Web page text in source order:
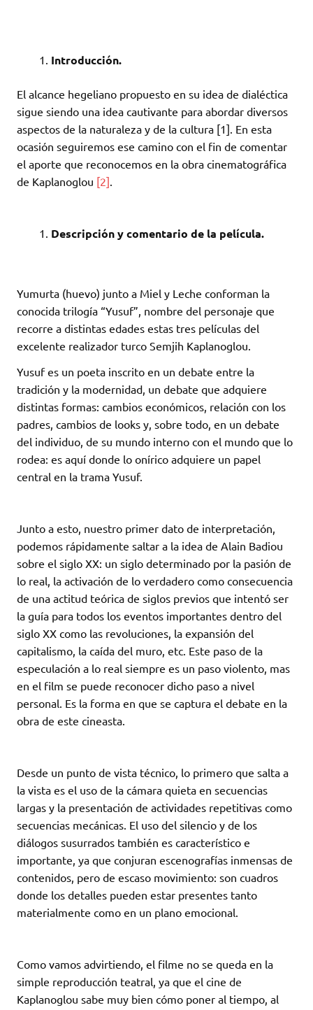
Introducción.
El alcance hegeliano propuesto en su idea de dialéctica
sigue siendo una idea cautivante para abordar diversos
aspectos de la naturaleza y de la cultura [1]. En esta
ocasión seguiremos ese camino con el fin de comentar
el aporte que reconocemos en la obra cinematográfica
de Kaplanoglou [2]
Descripción y comentario de la película.
Yumurta (huevo) junto a Miel y Leche conforman la
conocida trilogía “Yusuf”, nombre del personaje que
recorre a distintas edades estas tres películas del
excelente realizador turco Semjih Kaplanoglou.
Yusuf es un poeta inscrito en un debate entre la
tradición y la modernidad, un debate que adquiere
distintas formas: cambios económicos, relación con los
padres, cambios de looks y, sobre todo, en un debate
del individuo, de su mundo interno con el mundo que lo
rodea: es aquí donde lo onírico adquiere un papel
central en la trama Yusuf.
Junto a esto, nuestro primer dato de interpretación,
podemos rápidamente saltar a la idea de Alain Badiou
sobre el siglo XX: un siglo determinado por la pasión de
lo real, la activación de lo verdadero como consecuencia
de una actitud teórica de siglos previos que intentó ser
la guía para todos los eventos importantes dentro del
siglo XX como las revoluciones, la expansión del
capitalismo, la caída del muro, etc. Este paso de la
especulación a lo real siempre es un paso violento, mas
en el film se puede reconocer dicho paso a nivel
personal. Es la forma en que se captura el debate en la
obra de este cineasta.
Desde un punto de vista técnico, lo primero que salta a
la vista es el uso de la cámara quieta en secuencias
largas y la presentación de actividades repetitivas como
secuencias mecánicas. El uso del silencio y de los
diálogos susurrados también es característico e
importante, ya que conjuran escenografías inmensas de
contenidos, pero de escaso movimiento: son cuadros
donde los detalles pueden estar presentes tanto
materialmente como en un plano emocional.
Como vamos advirtiendo, el filme no se queda en la
simple reproducción teatral, ya que el cine de
Kaplanoglou sabe muy bien cómo poner al tiempo, al